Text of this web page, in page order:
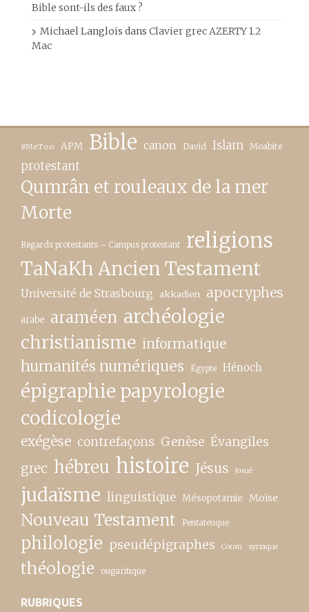
Bible sont-ils des faux ?
Michael Langlois dans Clavier grec AZERTY 1.2
Mac
#MeToo APM Bible canon David Islam Moabite
protestant
Qumrân et rouleaux de la mer
Morte
Regards protestants – Campus protestant religions
TaNaKh Ancien Testament
Université de Strasbourg akkadien apocryphes
arabe araméen archéologie
christianisme informatique
humanités numériques Égypte Hénoch
épigraphie papyrologie
codicologie
exégèse contrefaçons Genèse Évangiles
grec hébreu histoire Jésus Josué
judaïsme linguistique Mésopotamie Moïse
Nouveau Testament Pentateuque
philologie pseudépigraphes Coran syriaque
théologie ougaritique
RUBRIQUES